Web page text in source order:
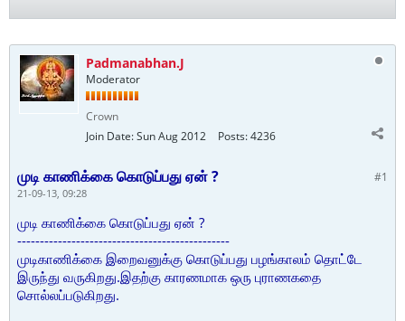
Padmanabhan.J
Moderator
Crown
Join Date:Sun Aug 2012 Posts:4236
#1
முடி காணிக்கை கொடுப்பது ஏன் ?
21-09-13, 09:28
முடி காணிக்கை கொடுப்பது ஏன் ?
-----------------------------------------------
முடிகாணிக்கை இறைவனுக்கு கொடுப்பது பழங்காலம் தொட்டே
இருந்து வருகிறது.இதற்கு காரணமாக ஒரு புராணகதை
சொல்லப்படுகிறது.